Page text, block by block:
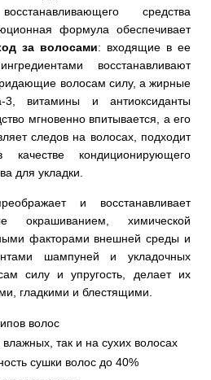
средства
формула обеспечивает
за волосами: входящие в ее
восстанавливают
волосам силу, а жирные
3, витамины и антиоксиданты
мгновенно впитывается, а его
следов на волосах, подходит
кондиционирующего
для укладки.
и восстанавливает
окрашиванием, химической
факторами внешней среды и
шампуней и укладочных
силу и упругость, делает их
гладкими и блестящими.
волос
влажных, так и на сухих волосах
сушки волос до 40%